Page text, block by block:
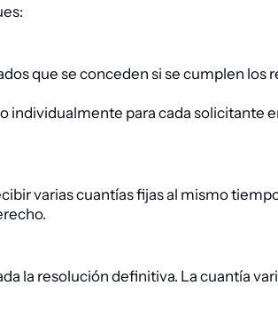
que se conceden si se cumplen los
individualmente para cada solicitante
varias cuantías fijas al mismo
la resolución definitiva. La cuantía